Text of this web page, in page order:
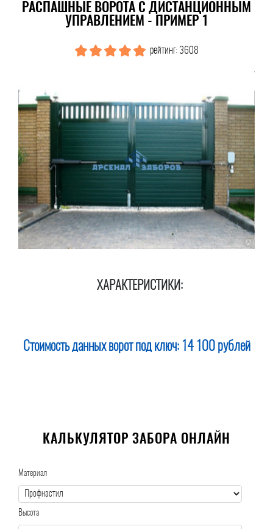
РАСПАШНЫЕ ВОРОТА С ДИСТАНЦИОННЫМ
УПРАВЛЕНИЕМ - ПРИМЕР 1
рейтинг: 3608
ХАРАКТЕРИСТИКИ:
Стоимость данных ворот под ключ: 14 100 рублей
КАЛЬКУЛЯТОР ЗАБОРА ОНЛАЙН
Материал
Высота